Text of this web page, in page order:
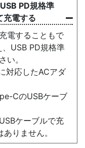
PD規格準
充電する
電することもで
USB PD規格準
い。
対応したACアダ
CのUSBケーブ
ケーブルで充
りません。